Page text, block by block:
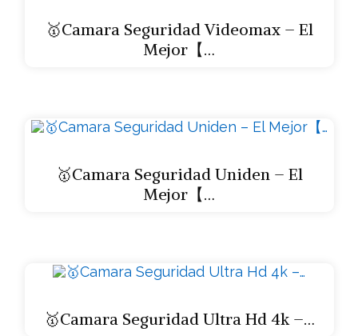
🥇Camara Seguridad Videomax – El
Mejor【…
🥇Camara Seguridad Uniden – El
Mejor【…
🥇Camara Seguridad Ultra Hd 4k –…